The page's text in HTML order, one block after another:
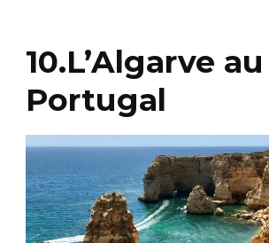
10.L’Algarve au
Portugal